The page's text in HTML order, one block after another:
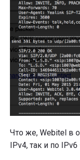
Что же, Webitel в
IPv4, так и по